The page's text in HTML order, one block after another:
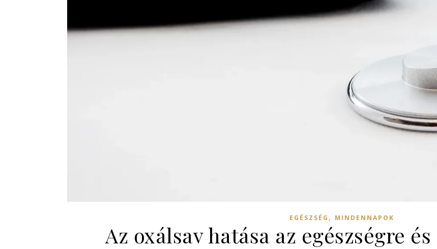
EGÉSZSÉG , MINDENNAPOK
Az oxálsav hatása az egészségre